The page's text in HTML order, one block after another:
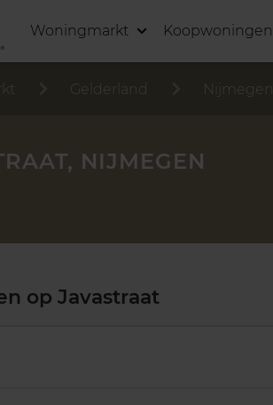
Woningmarkt Koopwoningen
Gelderland Nijmegen
NIJMEGEN
op Javastraat